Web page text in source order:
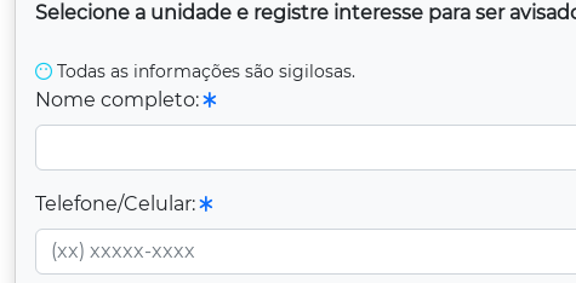
Selecione a unidade e registre interesse para ser
Todas as informações são sigilosas.
Nome completo:
Telefone/Celular: